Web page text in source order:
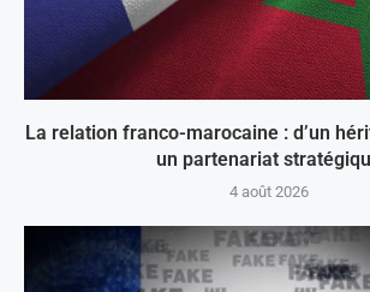
La relation franco-marocaine : d’un
un partenariat
4 août 2026